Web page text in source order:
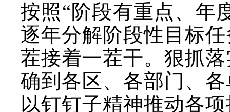
按照“阶段有重点、年
逐年分解阶段性目标
茬接着一茬干。狠抓
确到各区、各部门、
以钉钉子精神推动各